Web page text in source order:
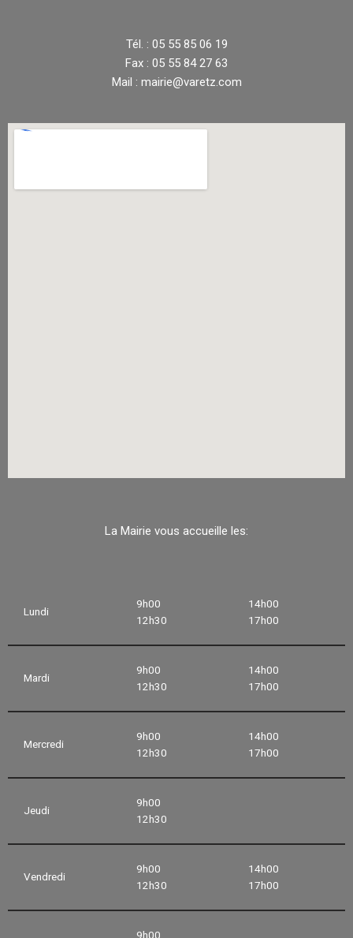
Tél. : 05 55 85 06 19
Fax : 05 55 84 27 63
Mail : mairie@varetz.com
La Mairie vous accueille les:
Lundi
9h00
12h30
14h00
17h00
Mardi
9h00
12h30
14h00
17h00
Mercredi
9h00
12h30
14h00
17h00
Jeudi
9h00
12h30
Vendredi
9h00
12h30
14h00
17h00
9h00